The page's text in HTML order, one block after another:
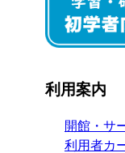
利用案内
開館・サ
利用者カ